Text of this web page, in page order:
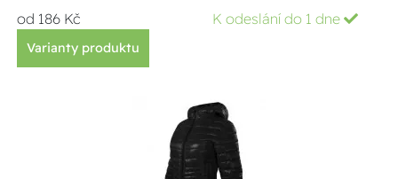
od 186 Kč K odeslání do 1 dne
Varianty produktu